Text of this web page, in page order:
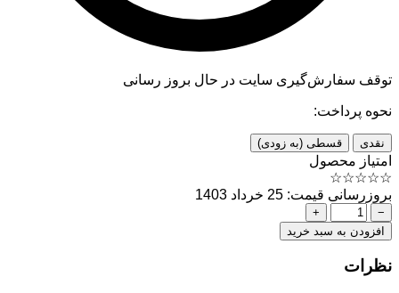
توقف سفارش‌گیری سایت در حال بروز رسانی
نحوه پرداخت:
نقدی قسطی (به زودی)
امتیاز محصول
☆
☆
☆
☆
☆
بروزرسانی قیمت: 25 خرداد 1403
−
+
افزودن به سبد خرید
نظرات